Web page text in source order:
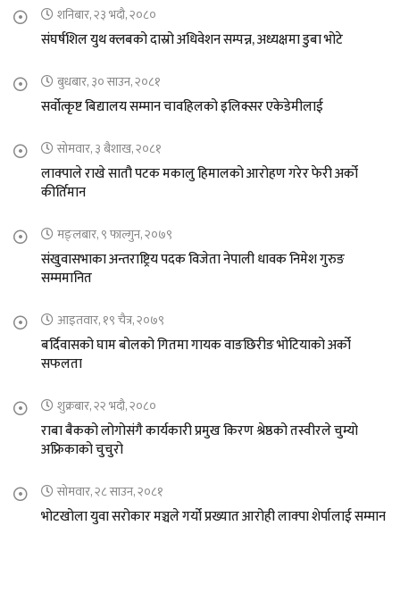
शनिबार, २३ भदौ, २०८०
संघर्षशिल युथ क्लबको दास्रो अधिवेशन सम्पन्न, अध्यक्षमा डुबा भोटे
बुधबार, ३० साउन, २०८१
सर्वोत्कृष्ट बिद्यालय सम्मान चावहिलको इलिक्सर एकेडेमीलाई
सोमवार, ३ बैशाख, २०८१
लाक्पाले राखे सातौ पटक मकालु हिमालको आरोहण गरेर फेरी अर्को
कीर्तिमान
मङ्लबार, ९ फाल्गुन, २०७९
संखुवासभाका अन्तराष्ट्रिय पदक विजेता नेपाली धावक निमेश गुरुङ
सम्ममानित
आइतवार, १९ चैत्र, २०७९
बर्दिवासको घाम बोलको गितमा गायक वाङछिरीङ भोटियाको अर्को
सफलता
शुक्रबार, २२ भदौ, २०८०
राबा बैकको लोगोसंगै कार्यकारी प्रमुख किरण श्रेष्ठको तस्वीरले चुम्यो
अफ्रिकाको चुचुरो
सोमवार, २८ साउन, २०८१
भोटखोला युवा सरोकार मञ्चले गर्यो प्रख्यात आरोही लाक्पा शेर्पालाई सम्मान